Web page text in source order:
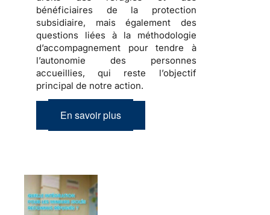
bénéficiaires de la protection
subsidiaire, mais également des
questions liées à la méthodologie
d’accompagnement pour tendre à
l’autonomie des personnes
accueillies, qui reste l’objectif
principal de notre action.
En savoir plus